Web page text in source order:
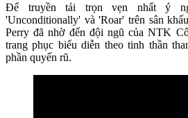
Để truyền tải trọn vẹn nhất ý
'Unconditionally' và 'Roar' trên sân
Perry đã nhờ đến đội ngũ của NTK
trang phục biểu diễn theo tinh thần
phần quyến rũ.